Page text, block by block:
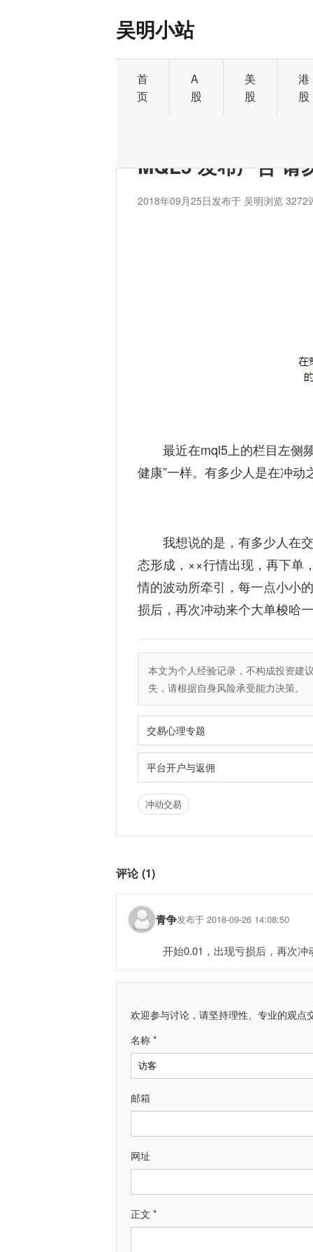
吴明小站
首
页
A
股
美
股
港
股
MQL5 发布广告 请
2018年09月25日发布于 吴明浏览 3272
最近在mql5上的栏目左侧
健康”一样。有多少人是在冲
我想说的是，有多少人在
态形成，××行情出现，再下单
情的波动所牵引，每一点小小
损后，再次冲动来个大单梭哈
本文为个人经验记录，不构成投资建
失，请根据自身风险承受能力决策。
交易心理专题
平台开户与返佣
冲动交易
评论 (1)
青争发布于 2018-09-26 14:08:50
开始0.01，出现亏损后，再次
欢迎参与讨论，请坚持理性、专业的观点
名称 *
邮箱
网址
正文 *